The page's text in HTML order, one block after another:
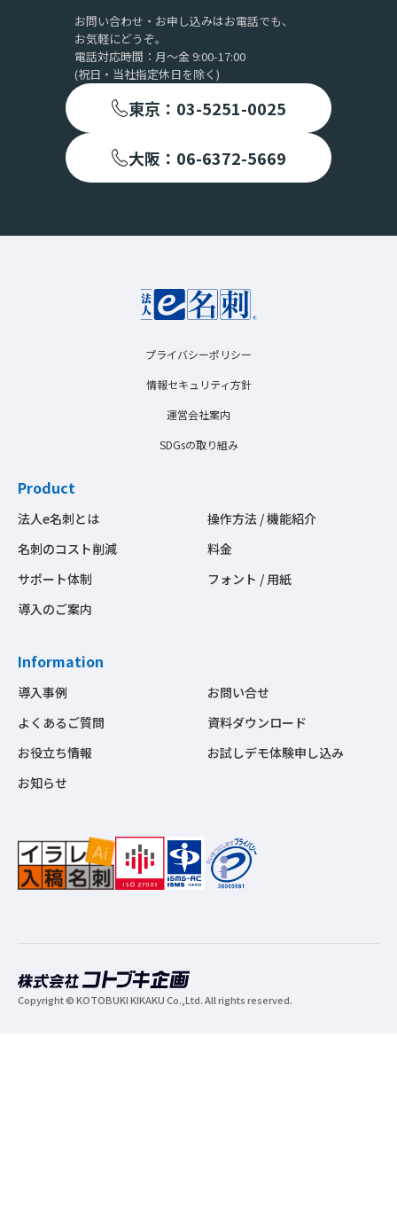
お問い合わせ・お申し込みはお電話でも、
お気軽にどうぞ。
電話対応時間：月〜金 9:00-17:00
(祝日・当社指定休日を除く)
東京：03-5251-0025
大阪：06-6372-5669
プライバシーポリシー
情報セキュリティ方針
運営会社案内
SDGsの取り組み
Product
法人e名刺とは
名刺のコスト削減
サポート体制
導入のご案内
操作方法 / 機能紹介
料金
フォント / 用紙
Information
導入事例
よくあるご質問
お役立ち情報
お知らせ
お問い合せ
資料ダウンロード
お試しデモ体験申し込み
Copyright © KOTOBUKI KIKAKU Co.,Ltd. All rights reserved.